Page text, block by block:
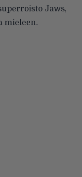
Jaws,
mieleen.